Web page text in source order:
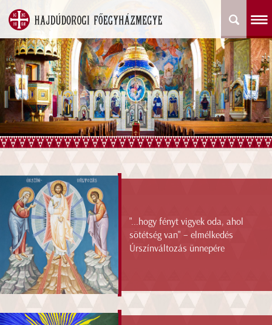
"...hogy fényt vigyek oda, ahol
sötétség van" – elmélkedés
Úrszínváltozás ünnepére